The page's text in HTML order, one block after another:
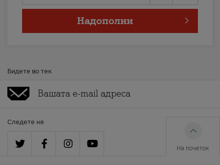
Надополни
Бидете во тек
Следете нè
На почеток